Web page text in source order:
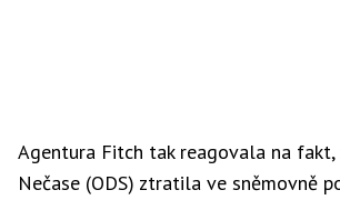
Agentura Fitch tak reagovala na
Nečase (ODS) ztratila ve sněmovně